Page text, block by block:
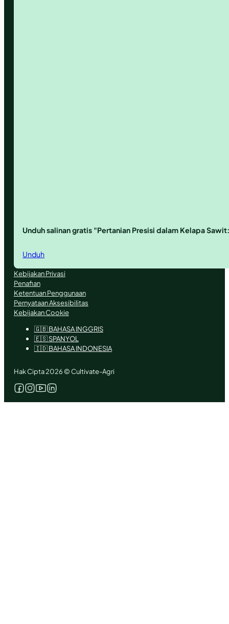
Unduh salinan gratis "Pertanian Presisi dalam Kelapa
Unduh
Hak Cipta 2026 © Cultivate-Agri
🇬🇧 BAHASA INGGRIS
🇪🇸 SPANYOL
🇮🇩 BAHASA INDONESIA
Kebijakan Privasi
Penafian
Ketentuan Penggunaan
Pernyataan Aksesibilitas
Kebijakan Cookie
Ikuti kami di Facebook
Ikuti kami di Instagram
Ikuti kami di YouTube
Ikuti kami di X